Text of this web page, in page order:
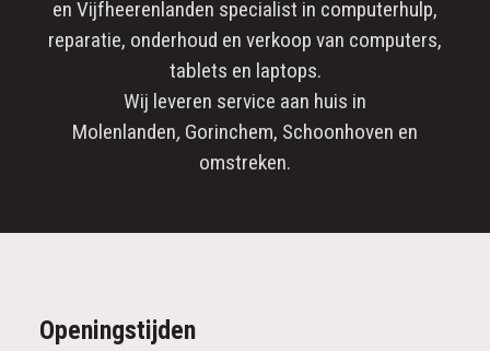
en Vijfheerenlanden specialist in computerhulp,
reparatie, onderhoud en verkoop van computers,
tablets en laptops.
Wij leveren service aan huis in
Molenlanden, Gorinchem, Schoonhoven en
omstreken.
Openingstijden